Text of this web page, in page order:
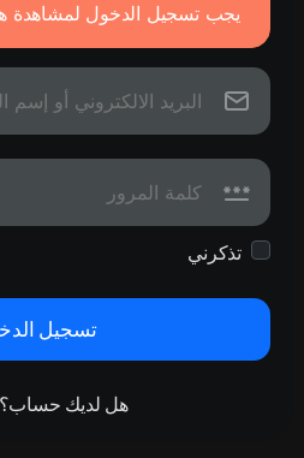
يجب تسجيل الدخول لمشاهدة
تذكرني
تسجيل
هل لديك